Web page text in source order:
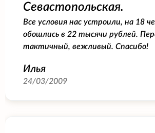
Севастопольская.
Все условия нас устроили, на 18
обошлись в 22 тысячи рублей.
тактичный, вежливый. Спасибо!
Илья
24/03/2009